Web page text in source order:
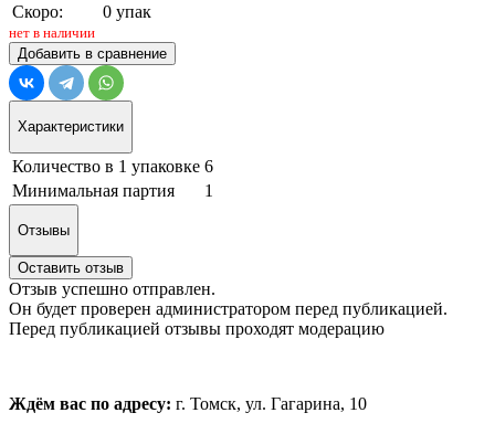
Скоро:
0 упак
нет в наличии
Добавить в сравнение
Характеристики
Количество в 1 упаковке 6
Минимальная партия
1
Отзывы
Оставить отзыв
Отзыв успешно отправлен.
Он будет проверен администратором перед публикацией.
Перед публикацией отзывы проходят модерацию
Ждём вас по адресу: г. Томск, ул. Гагарина, 10